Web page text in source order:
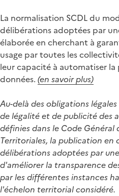
La normalisation SCDL du
délibérations adoptées par
élaborée en cherchant à
usage par toutes les
leur capacité à automatiser
données. (en savoir plus)
Au-delà des obligations
de légalité et de publicité des
définies dans le Code Général
Territoriales, la publication en
délibérations adoptées par
d'améliorer la transparence
par les différentes instances
l'échelon territorial considéré.